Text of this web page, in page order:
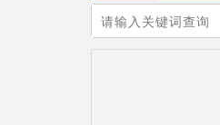
您的当前位置：首页>要闻动态